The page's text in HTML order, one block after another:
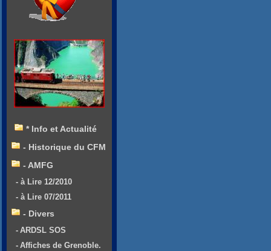
* Info et Actualité
- Historique du CFM
- AMFG
- à Lire 12/2010
- à Lire 07/2011
- Divers
- ARDSL SOS
- Affiches de Grenoble.